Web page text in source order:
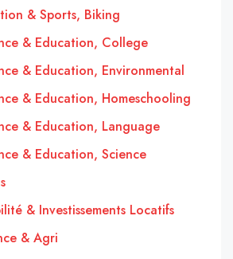
& Sports, Biking
& Education, College
& Education, Environmental
& Education, Homeschooling
& Education, Language
& Education, Science
& Investissements Locatifs
& Agri